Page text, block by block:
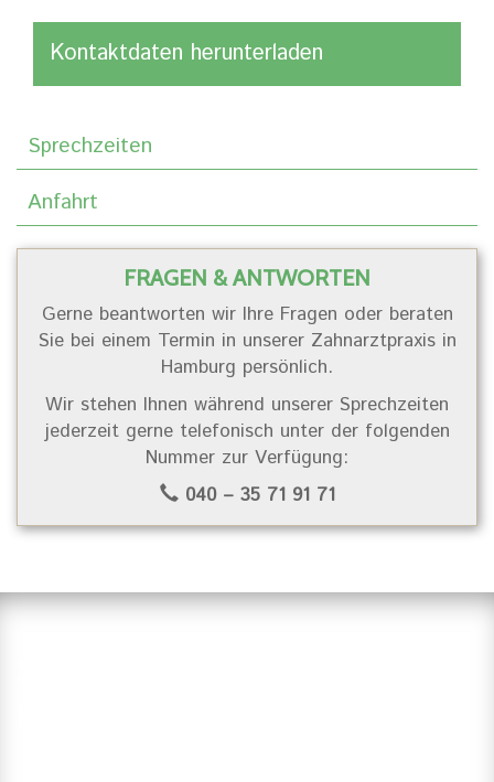
Kontaktdaten herunterladen
Sprechzeiten
Anfahrt
FRAGEN & ANTWORTEN
Gerne beantworten wir Ihre Fragen oder beraten
Sie bei einem Termin in unserer Zahnarztpraxis in
Hamburg persönlich.
Wir stehen Ihnen während unserer Sprechzeiten
jederzeit gerne telefonisch unter der folgenden
Nummer zur Verfügung:
040 – 35 71 91 71